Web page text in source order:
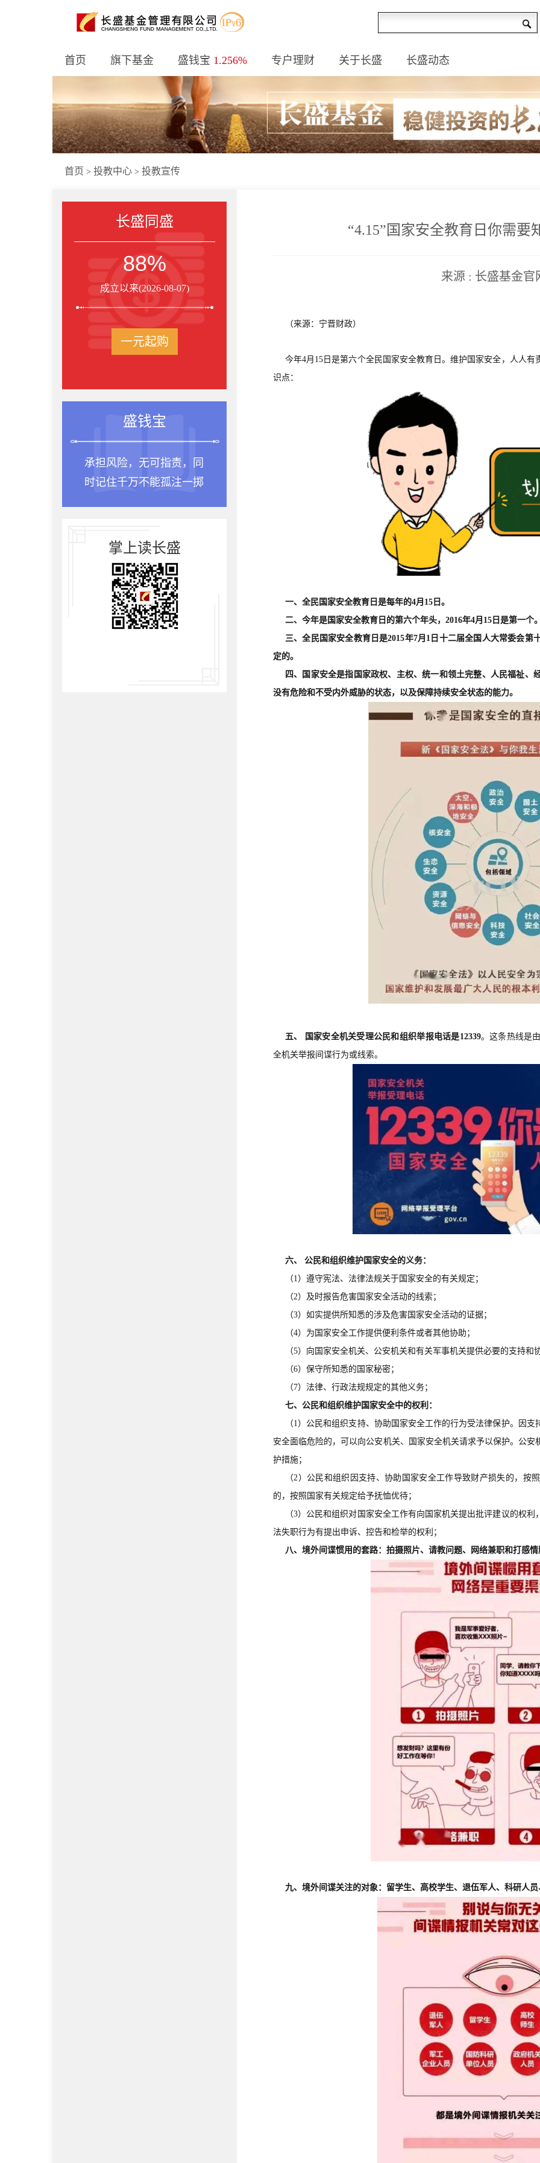
首页 旗下基金 盛钱宝 1.256% 专户理财 关于长盛 长盛动态
首页 > 投教中心 > 投教宣传
长盛同盛
88%
成立以来(2026-08-07)
一元起购
投资箴言
种一棵树最合适的时间
是十年前，其次是现在。
掌上读长盛
“4.15”国家安全教育日你需要
来源 : 长盛基金官
（来源：宁晋财政）
今年4月15日是第六个全民国家安全教育日。维护国家安全，人人
识点：
一、全民国家安全教育日是每年的4月15日。
二、今年是国家安全教育日的第六个年头，2016年4月15日是第一个
三、全民国家安全教育日是2015年7月1日十二届全国人大常委会
定的。
四、国家安全是指国家政权、主权、统一和领土完整、人民福祉、
没有危险和不受内外威胁的状态，以及保障持续安全状态的能力。
五、 国家安全机关受理公民和组织举报电话是12339。这条热线是
全机关举报间谍行为或线索。
六、 公民和组织维护国家安全的义务：
（1）遵守宪法、法律法规关于国家安全的有关规定；
（2）及时报告危害国家安全活动的线索；
（3）如实提供所知悉的涉及危害国家安全活动的证据；
（4）为国家安全工作提供便利条件或者其他协助；
（5）向国家安全机关、公安机关和有关军事机关提供必要的支持和
（6）保守所知悉的国家秘密；
（7）法律、行政法规规定的其他义务；
七、公民和组织维护国家安全中的权利：
（1）公民和组织支持、协助国家安全工作的行为受法律保护。因
安全面临危险的，可以向公安机关、国家安全机关请求予以保护。公
护措施；
（2）公民和组织因支持、协助国家安全工作导致财产损失的，按
的，按照国家有关规定给予抚恤优待；
（3）公民和组织对国家安全工作有向国家机关提出批评建议的权
法失职行为有提出申诉、控告和检举的权利；
八、境外间谍惯用的套路：拍摄照片、请教问题、网络兼职和打感情
九、境外间谍关注的对象：留学生、高校学生、退伍军人、科研人